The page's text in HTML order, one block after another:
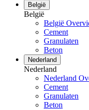
België
België
België
Cement
Granulaten
Beton
Nederland
Nederland
Nederland
Cement
Granulaten
Beton